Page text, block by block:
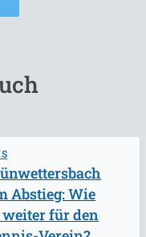
Abstieg: Wie
weiter für den